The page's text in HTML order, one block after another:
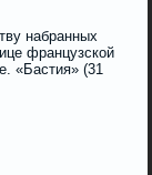
набранных
французской
«Бастия» (31